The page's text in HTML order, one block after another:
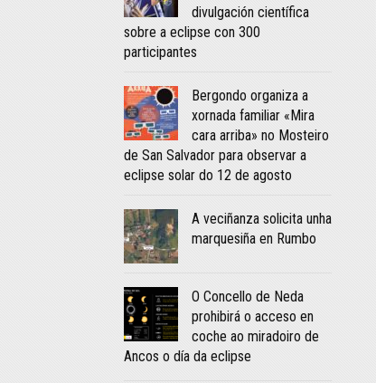
divulgación científica
sobre a eclipse con 300
participantes
Bergondo organiza a
xornada familiar «Mira
cara arriba» no Mosteiro
de San Salvador para observar a
eclipse solar do 12 de agosto
A veciñanza solicita unha
marquesiña en Rumbo
O Concello de Neda
prohibirá o acceso en
coche ao miradoiro de
Ancos o día da eclipse